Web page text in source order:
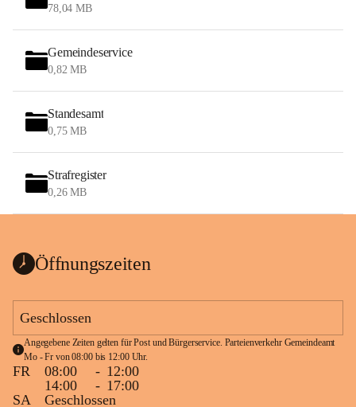
78,04 MB
Gemeindeservice
0,82 MB
Standesamt
0,75 MB
Strafregister
0,26 MB
Öffnungszeiten
Geschlossen
Angegebene Zeiten gelten für Post und Bürgerservice. Parteienverkehr Gemeindeamt
Mo - Fr von 08:00 bis 12:00 Uhr.
FR 08:00 - 12:00
14:00
- 17:00
SA
Geschlossen